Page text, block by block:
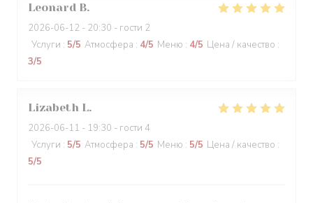
Leonard B
2026-06-12 - 20:30 - гости 2
Услуги : 5/5 Атмосфера : 4/5 Меню : 4/5 Цена / качество :
3/5
Lizabeth L
2026-06-11 - 19:30 - гости 4
Услуги : 5/5 Атмосфера : 5/5 Меню : 5/5 Цена / качество :
5/5